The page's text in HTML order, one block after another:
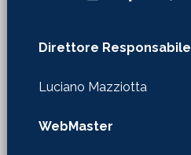
Direttore Responsabile
Luciano Mazziotta
WebMaster